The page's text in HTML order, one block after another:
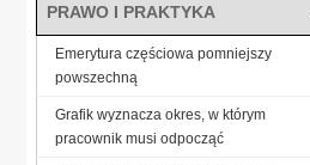
PRAWO I PRAKTYKA
Emerytura częściowa pomniejszy
powszechną
Grafik wyznacza okres, w którym
pracownik musi odpocząć